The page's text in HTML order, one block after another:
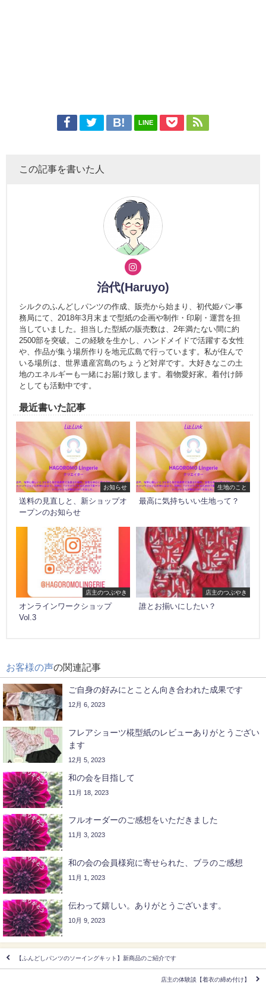
LINE
この記事を書いた人
治代(Haruyo)
シルクのふんどしパンツの作成、販売から始まり、初代姫パン事
務局にて、2018年3月末まで型紙の企画や制作・印刷・運営を担
当していました。担当した型紙の販売数は、2年満たない間に約
2500部を突破。この経験を生かし、ハンドメイドで活躍する女性
や、作品が集う場所作りを地元広島で行っています。私が住んで
いる場所は、世界遺産宮島のちょうど対岸です。大好きなこの土
地のエネルギーも一緒にお届け致します。着物愛好家。着付け師
としても活動中です。
最近書いた記事
お知らせ
送料の見直しと、新ショップオ
ープンのお知らせ
生地のこと
最高に気持ちいい生地って？
店主のつぶやき
オンラインワークショップ
Vol.3
店主のつぶやき
誰とお揃いにしたい？
お客様の声の関連記事
ご自身の好みにとことん向き合われた成果です
12月 6, 2023
フレアショーツ椛型紙のレビューありがとうござい
ます
12月 5, 2023
和の会を目指して
11月 18, 2023
フルオーダーのご感想をいただきました
11月 3, 2023
和の会の会員様宛に寄せられた、ブラのご感想
11月 1, 2023
伝わって嬉しい。ありがとうございます。
10月 9, 2023
【ふんどしパンツのソーイングキット】新商品のご紹介です
店主の体験談【着衣の締め付け】